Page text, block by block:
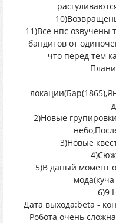
11)Все нпс озвучены
бандитов от
что перед тем
2)Новые
3)Новые
5)В даный момент
6)9
Дата выхода:beta -
Робота очень